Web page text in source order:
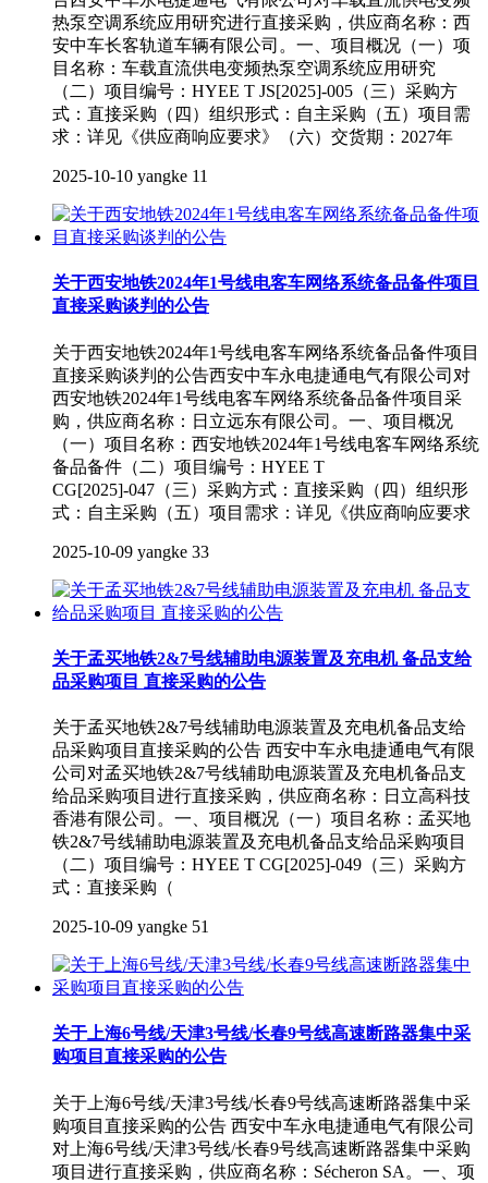
热泵空调系统应用研究进行直接采购，供应商名称：西
安中车长客轨道车辆有限公司。一、项目概况（一）项
目名称：车载直流供电变频热泵空调系统应用研究
（二）项目编号：HYEE T JS[2025]-005（三）采购方
式：直接采购（四）组织形式：自主采购（五）项目需
求：详见《供应商响应要求》（六）交货期：2027年
2025-10-10 yangke 11
关于西安地铁2024年1号线电客车网络系统备品备件项目
直接采购谈判的公告
关于西安地铁2024年1号线电客车网络系统备品备件项目
直接采购谈判的公告西安中车永电捷通电气有限公司对
西安地铁2024年1号线电客车网络系统备品备件项目采
购，供应商名称：日立远东有限公司。一、项目概况
（一）项目名称：西安地铁2024年1号线电客车网络系统
备品备件（二）项目编号：HYEE T
CG[2025]-047（三）采购方式：直接采购（四）组织形
式：自主采购（五）项目需求：详见《供应商响应要求
2025-10-09 yangke 33
关于孟买地铁2&7号线辅助电源装置及充电机 备品支给
品采购项目 直接采购的公告
关于孟买地铁2&7号线辅助电源装置及充电机备品支给
品采购项目直接采购的公告 西安中车永电捷通电气有限
公司对孟买地铁2&7号线辅助电源装置及充电机备品支
给品采购项目进行直接采购，供应商名称：日立高科技
香港有限公司。一、项目概况（一）项目名称：孟买地
铁2&7号线辅助电源装置及充电机备品支给品采购项目
（二）项目编号：HYEE T CG[2025]-049（三）采购方
式：直接采购（
2025-10-09 yangke 51
关于上海6号线/天津3号线/长春9号线高速断路器集中采
购项目直接采购的公告
关于上海6号线/天津3号线/长春9号线高速断路器集中采
购项目直接采购的公告 西安中车永电捷通电气有限公司
对上海6号线/天津3号线/长春9号线高速断路器集中采购
项目进行直接采购，供应商名称：Sécheron SA。一、项